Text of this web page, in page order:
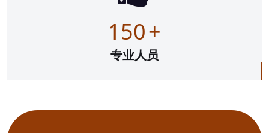
150+
专业人员